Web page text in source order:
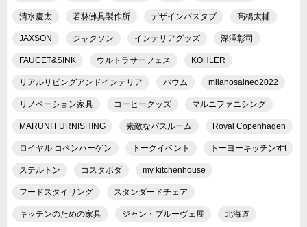
清水慶太 若林佛具製作所 デザインバスタブ 髙橋太輔
JAXSON ジャクソン インテリアグッズ 深澤彰司
FAUCET&SINK ウルトラサーフェス KOHLER
リアルリビングアンドインテリア バウム milanosalneo2022
リノベーション家具 コーヒーグッズ マルニファニシング
MARUNI FURNISHING 素敵なバスルーム Royal Copenhagen
ロイヤル コペンハーゲン トークイベント トーヨーキッチンすt
ステルトン コスタボダ my kitchenhouse
フードスタイリング スタンダードチェア
キッチンのための家具 ジャン・プルーヴェ展 北海道